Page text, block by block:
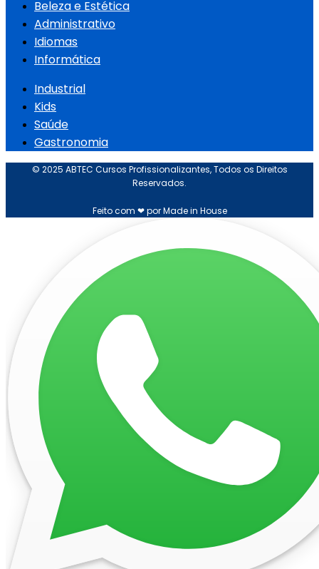
Beleza e Estética
Administrativo
Idiomas
Informática
Industrial
Kids
Saúde
Gastronomia
© 2025 ABTEC Cursos Profissionalizantes, Todos os Direitos
Reservados.
Feito com ❤ por Made in House